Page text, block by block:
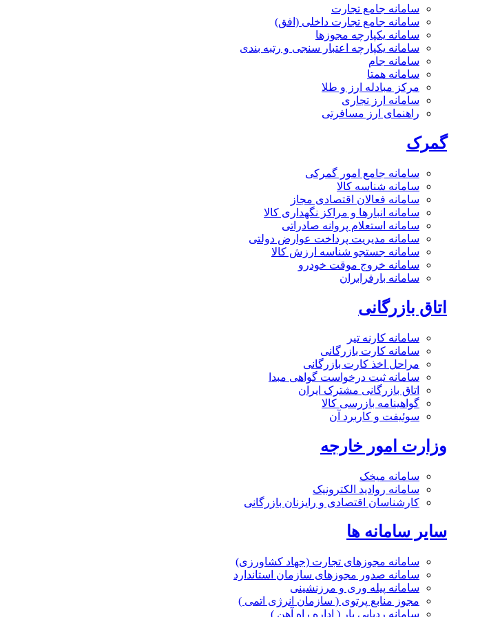
سامانه جامع تجارت
سامانه جامع تجارت داخلی (افق)
سامانه یکپارچه مجوزها
سامانه یکپارچه اعتبار سنجی و رتبه بندی
سامانه جام
سامانه همتا
مرکز مبادله ارز و طلا
سامانه ارز تجاری
راهنمای ارز مسافرتی
گمرک
سامانه جامع امور گمرکی
سامانه شناسه کالا
سامانه فعالان اقتصادی مجاز
سامانه انبارها و مراکز نگهداری کالا
سامانه استعلام پروانه صادراتی
سامانه مدیریت پرداخت عوارض دولتی
سامانه جستجو شناسه ارزش کالا
سامانه خروج موقت خودرو
سامانه بارفرابران
اتاق بازرگانی
سامانه کارنه تیر
سامانه کارت بازرگانی
مراحل اخذ کارت بازرگانی
سامانه ثبت درخواست گواهی مبدا
اتاق بازرگانی مشترک ایران
گواهینامه بازرسی کالا
سوئیفت و کاربرد آن
وزارت امور خارجه
سامانه میخک
سامانه روادید الکترونیک
کارشناسان اقتصادی و رایزنان بازرگانی
سایر سامانه ها
سامانه مجوزهای تجارت (جهاد کشاورزی)
سامانه صدور مجوزهای سازمان استاندارد
سامانه پیله وری و مرزنشینی
مجوز منابع پرتوی ( سازمان انرژی اتمی )
سامانه ردیابی بار ( اداره راه آهن )